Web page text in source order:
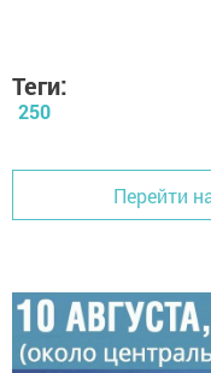
Теги:
250
Перейти